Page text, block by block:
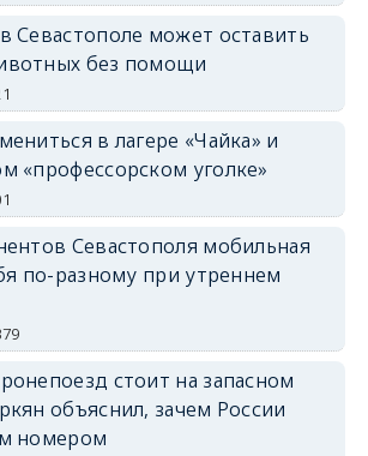
Севастополе может оставить
без помощи
в лагере «Чайка» и
«профессорском уголке»
Севастополя мобильная
по-разному при утреннем
стоит на запасном
объяснил, зачем России
номером